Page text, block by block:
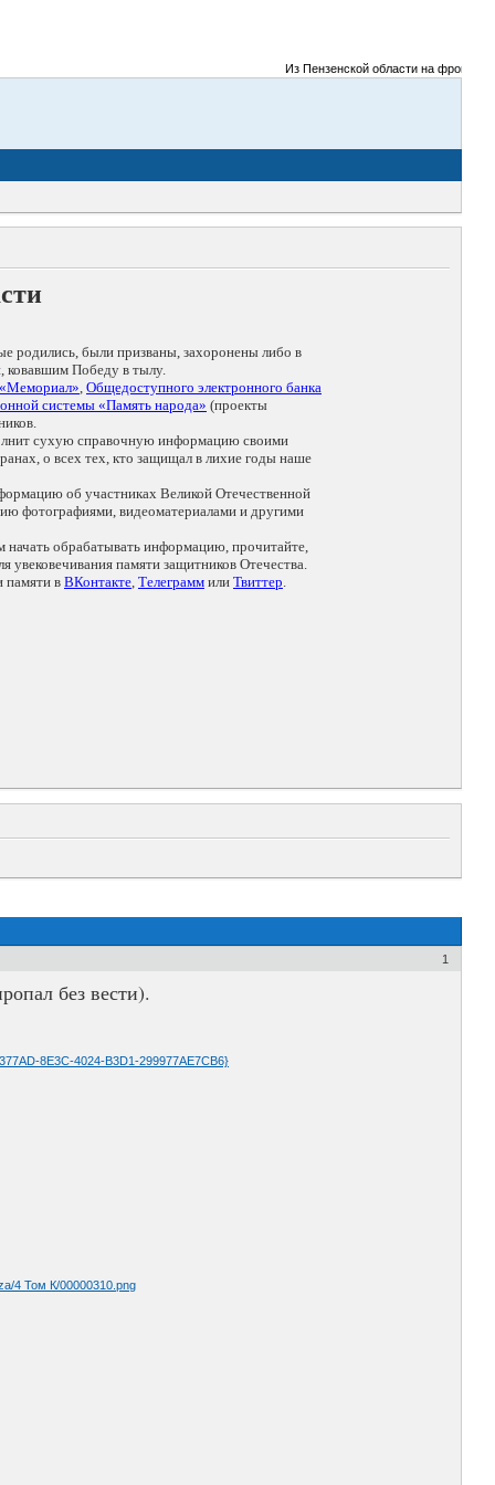
Из Пензенской области на фронты
родились, были призваны, захоронены либо в
ковавшим Победу в тылу.
, Общедоступного электронного банка
системы «Память народа» (проекты
сухую справочную информацию своими
о всех тех, кто защищал в лихие годы наше
об участниках Великой Отечественной
фотографиями, видеоматериалами и другими
начать обрабатывать информацию, прочитайте,
памяти защитников Отечества.
памяти в ВКонтакте, Телеграмм или Твиттер.
1
без вести).
8E3C-4024-B3D1-299977AE7CB6}
4 Том К/00000310.png